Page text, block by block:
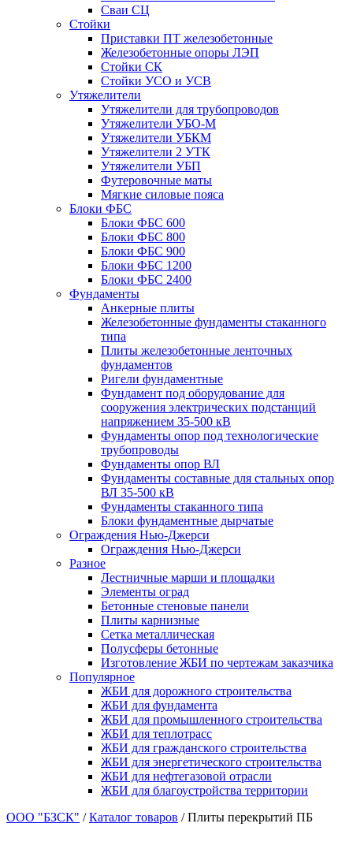
Сваи СЦ
Стойки
Приставки ПТ железобетонные
Железобетонные опоры ЛЭП
Стойки СК
Стойки УСО и УСВ
Утяжелители
Утяжелители для трубопроводов
Утяжелители УБО-М
Утяжелители УБКМ
Утяжелители 2 УТК
Утяжелители УБП
Футеровочные маты
Мягкие силовые пояса
Блоки ФБС
Блоки ФБС 600
Блоки ФБС 800
Блоки ФБС 900
Блоки ФБС 1200
Блоки ФБС 2400
Фундаменты
Анкерные плиты
Железобетонные фундаменты стаканного
типа
Плиты железобетонные ленточных
фундаментов
Ригели фундаментные
Фундамент под оборудование для
сооружения электрических подстанций
напряжением 35-500 кВ
Фундаменты опор под технологические
трубопроводы
Фундаменты опор ВЛ
Фундаменты составные для стальных опор
ВЛ 35-500 кВ
Фундаменты стаканного типа
Блоки фундаментные дырчатые
Ограждения Нью-Джерси
Ограждения Нью-Джерси
Разное
Лестничные марши и площадки
Элементы оград
Бетонные стеновые панели
Плиты карнизные
Сетка металлическая
Полусферы бетонные
Изготовление ЖБИ по чертежам заказчика
Популярное
ЖБИ для дорожного строительства
ЖБИ для фундамента
ЖБИ для промышленного строительства
ЖБИ для теплотрасс
ЖБИ для гражданского строительства
ЖБИ для энергетического строительства
ЖБИ для нефтегазовой отрасли
ЖБИ для благоустройства территории
ООО "БЗСК" /Каталог товаров /Плиты перекрытий ПБ